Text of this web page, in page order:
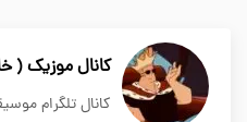
کانال موزیک (
کانال تلگرام